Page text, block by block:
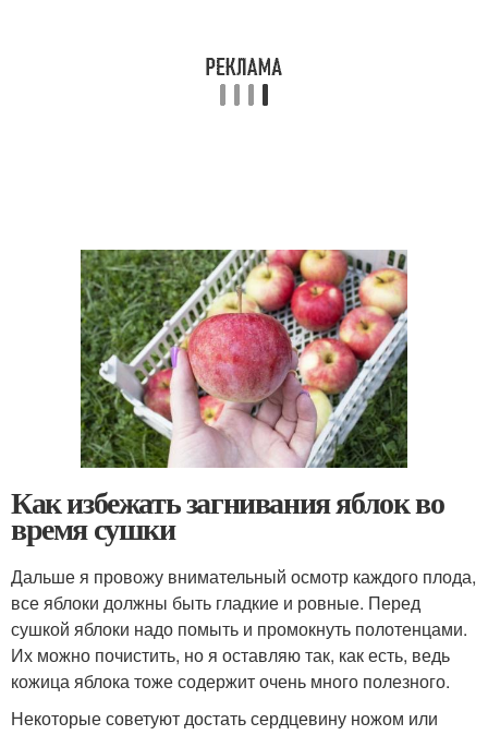
Как избежать загнивания яблок во
время сушки
Дальше я провожу внимательный осмотр каждого плода,
все яблоки должны быть гладкие и ровные. Перед
сушкой яблоки надо помыть и промокнуть полотенцами.
Их можно почистить, но я оставляю так, как есть, ведь
кожица яблока тоже содержит очень много полезного.
Некоторые советуют достать сердцевину ножом или